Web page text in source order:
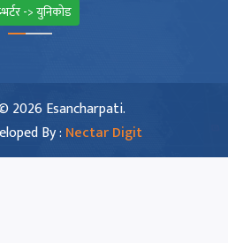
-> युनिकोड
2026 Esancharpati.
By : Nectar Digit